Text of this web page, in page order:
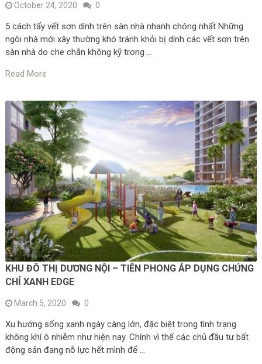
October 24, 2020 0
5 cách tẩy vết sơn dính trên sàn nhà nhanh chóng nhất Những
ngôi nhà mới xây thường khó tránh khỏi bị dính các vết sơn trên
sàn nhà do che chắn không kỹ trong …
Read More
KHU ĐÔ THỊ DƯƠNG NỘI – TIÊN PHONG ÁP DỤNG CHỨNG
CHỈ XANH EDGE
March 5, 2020 0
Xu hướng sống xanh ngày càng lớn, đặc biệt trong tình trạng
không khí ô nhiễm như hiện nay. Chính vì thế các chủ đầu tư bất
động sản đang nỗ lực hết mình để …